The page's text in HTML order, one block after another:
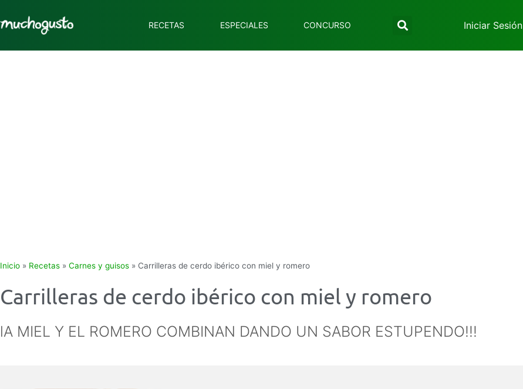
RECETAS ESPECIALES CONCURSO Iniciar Sesión
Inicio » Recetas » Carnes y guisos » Carrilleras de cerdo ibérico con miel y romero
Carrilleras de cerdo ibérico con miel y romero
lA MIEL Y EL ROMERO COMBINAN DANDO UN SABOR ESTUPENDO!!!